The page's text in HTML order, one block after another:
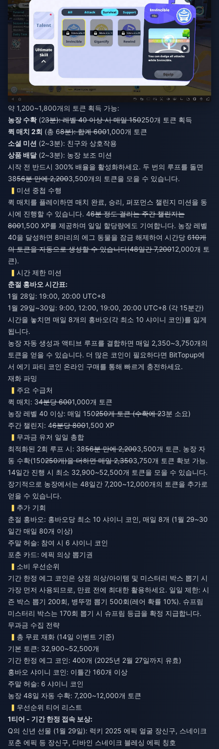
약 1,200~1,800개의 토큰 획득 가능:
농장 수확(23분): 레벨 40 이상 시 매일 150250개 토큰 획득
퀵 매치 2회 (총 68분): 합계 6001,000개 토큰
소셜 미션 (2~3분): 친구와 상호작용
상품 배달(2~3분): 농장 보조 미션
시작 전 반드시 300% 배율을 활성화하세요. 두 번의 루프를 돌면
3856분 만에 2,2003,500개의 토큰을 모을 수 있습니다.
미션 중첩 수행
퀵 매치를 플레이하면 매치 완료, 승리, 퍼포먼스 챌린지 미션을 동
시에 진행할 수 있습니다. 46분 정도 걸리는 주간 챌린지는
8001,500 XP를 제공하며 일일 할당량에도 기여합니다. 농장 레벨
40을 달성하면 8마리의 에그 동물을 잠금 해제하여 시간당 610개
의 토큰을 자동으로 생성할 수 있습니다(48일간 7,20012,000개 토
큰).
시간 제한 미션
춘절 홍바오 시간표:
1월 28일: 19:00, 20:00 UTC+8
1월 29일~30일: 9:00, 12:00, 19:00, 20:00 UTC+8 (각 15분간)
시간을 놓치면 매일 8개의 홍바오(각 최소 10 샤이니 코인)를 잃게
됩니다.
농장 자동 생성과 액티브 루프를 결합하면 매일 2,350~3,750개의
토큰을 얻을 수 있습니다. 더 많은 코인이 필요하다면 BitTopup에
서 에기 파티 코인 온라인 구매를 통해 빠르게 충전하세요.
재화 파밍
주요 수급처
퀵 매치: 34분당 6001,000개 토큰
농장 레벨 40 이상: 매일 150250개 토큰 (수확에 23분 소요)
주간 챌린지: 46분당 8001,500 XP
무과금 유저 일일 총합
최적화된 2회 루프 시: 3856분 만에 2,2003,500개 토큰. 농장 자
동 수확(150250개)을 더하면 매일 2,3503,750개 토큰 확보 가능.
14일간 진행 시 최소 32,900~52,500개 토큰을 모을 수 있습니다.
장기적으로 농장에서는 48일간 7,200~12,000개의 토큰을 추가로
얻을 수 있습니다.
추가 기회
춘절 홍바오: 홍바오당 최소 10 샤이니 코인, 매일 8개 (1월 29~30
일간 매일 80개 이상)
주말 허슬: 참여 시 6 샤이니 코인
포춘 카드: 에픽 의상 뽑기권
소비 우선순위
기간 한정 에그 코인은 상점 의상/아이템 및 미스터리 박스 뽑기 시
가장 먼저 사용되므로, 만료 전에 최대한 활용하세요. 일일 제한: 시
즌 박스 뽑기 200회, 병뚜껑 뽑기 500회(레어 확률 10%). 슈프림
미스터리 박스는 170회 뽑기 시 슈프림 등급을 확정 지급합니다.
무과금 수집 전략
총 무료 재화 (14일 이벤트 기준)
기본 토큰: 32,900~52,500개
기간 한정 에그 코인: 400개 (2025년 2월 27일까지 유효)
홍바오 샤이니 코인: 이틀간 160개 이상
주말 허슬: 6 샤이니 코인
농장 48일 자동 수확: 7,200~12,000개 토큰
우선순위 티어 리스트
1티어 - 기간 한정 접속 보상:
Q의 신년 선물 (1월 29일): 럭키 2025 에픽 얼굴 장신구, 스네이크
포춘 에픽 등 장신구, 디바인 스네이크 블레싱 에픽 칭호